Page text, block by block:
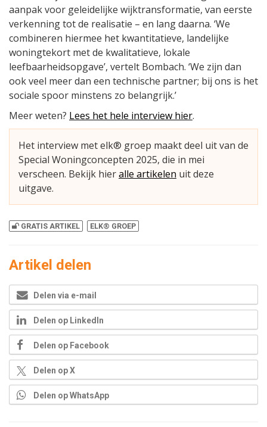
aanpak voor geleidelijke wijktransformatie, van eerste
verkenning tot de realisatie – en lang daarna. ‘We
combineren hiermee het kwantitatieve, landelijke
woningtekort met de kwalitatieve, lokale
leefbaarheidsopgave’, vertelt Bombach. ‘We zijn dan
ook veel meer dan een technische partner; bij ons is het
sociale spoor minstens zo belangrijk.’
Meer weten? Lees het hele interview hier.
Het interview met elk® groep maakt deel uit van de
Special Woningconcepten 2025, die in mei
verscheen. Bekijk hieralle artikelen uit deze
uitgave.
GRATIS ARTIKEL ELK® GROEP
Artikel delen
Delen via e-mail
Delen op LinkedIn
Delen op Facebook
Delen op X
Delen op WhatsApp